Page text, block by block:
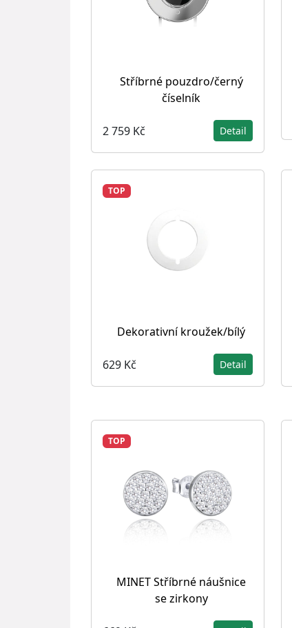
Stříbrné pouzdro/černý
číselník
2 759 Kč Detail
TOP
Dekorativní kroužek/bílý
629 Kč Detail
TOP
MINET Stříbrné náušnice
se zirkony